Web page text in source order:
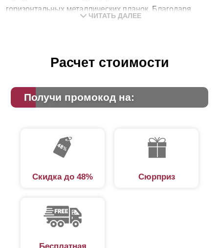
горизонтальных металлических планок. Благодаря
Перед началом работ проводят точную разметку
направляющих. После чего с помощью кронштейнов
выбранный тип ламелей. В соответствии с размером
Составляющие элементы
Горизонтальный забор реечный из металла, по облику
ЧИТАТЬ ДАЛЕЕ
Расчет стоимости
Получи промокод на:
Скидка до 48% Сюрприз